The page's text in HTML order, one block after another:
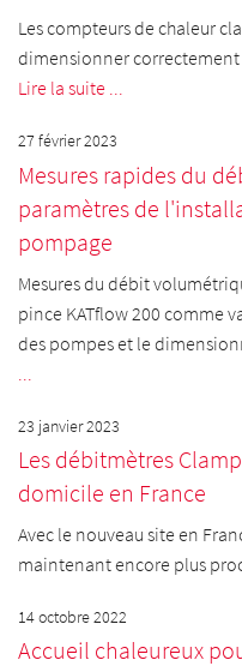
Les compteurs de chaleur
dimensionner correctement
Lire la suite ...
27 février 2023
Mesures rapides du
paramètres de
pompage
Mesures du débit
pince KATflow 200 comme
des pompes et le
23 janvier 2023
Les débitmètres
domicile en France
Avec le nouveau site en
maintenant encore plus
14 octobre 2022
Accueil chaleureux